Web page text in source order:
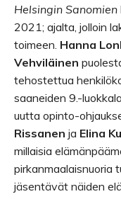
Helsingin Sanomien
2021; ajalta, jolloin
toimeen. Hanna
Vehviläinen
tehostettua
saaneiden 9.-
uutta opinto-
Rissanen ja Elina
millaisia
pirkanmaalaisnuoria
jäsentävät näiden